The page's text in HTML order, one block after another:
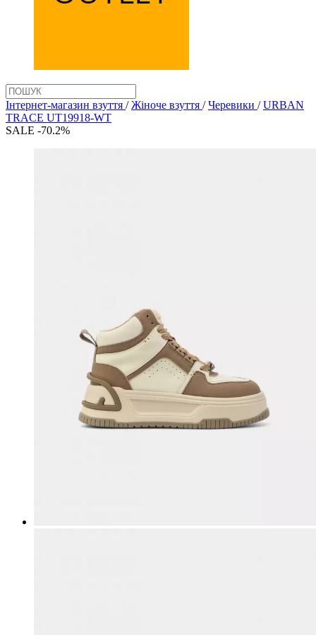
Інтернет-магазин взуття / Жіноче взуття / Черевики / URBAN
TRACE UT19918-WT
SALE -70.2%